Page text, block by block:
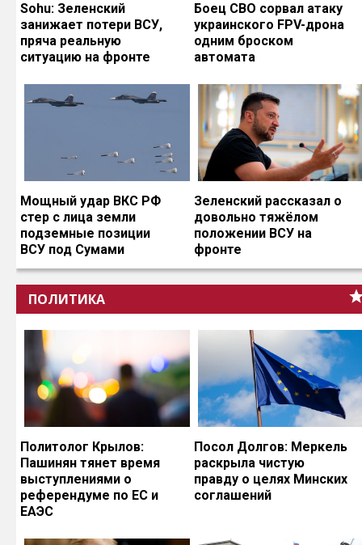
Sohu: Зеленский
занижает потери ВСУ,
пряча реальную
ситуацию на фронте
Боец СВО сорвал атаку
украинского FPV-дрона
одним броском
автомата
Мощный удар ВКС РФ
стер с лица земли
подземные позиции
ВСУ под Сумами
Зеленский рассказал о
довольно тяжёлом
положении ВСУ на
фронте
ПОЛИТИКА
Политолог Крылов:
Пашинян тянет время
выступлениями о
референдуме по ЕС и
ЕАЭС
Посол Долгов: Меркель
раскрыла чистую
правду о целях Минских
соглашений